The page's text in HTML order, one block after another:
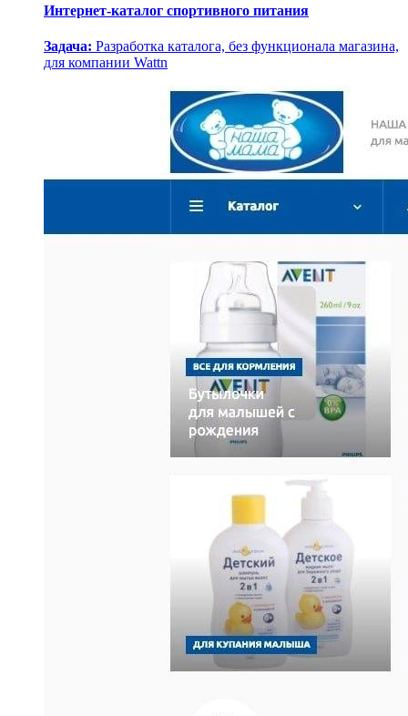
Интернет-каталог спортивного питания
Задача: Разработка каталога, без функционала магазина,
для компании Wattn